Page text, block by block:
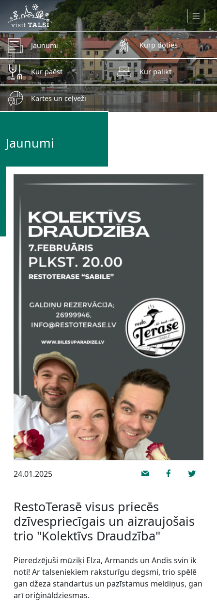
Skip to main content
Jaunumi Kurp doties
Kur paēst Kur palikt
Kartes un ceļveži
Jaunumi
24.01.2025
RestoTerasē visus priecēs
dzīvespriecīgais un aizraujošais
trio "Kolektīvs Draudzība"
Pieredzējuši mūziķi Elza, Armands un Andis svin ik
noti! Ar talseniekiem raksturīgu degsmi, trio spēlē
gan džeza standartus un pazīstamus meldiņus, gan
arī oriģināldziesmas.